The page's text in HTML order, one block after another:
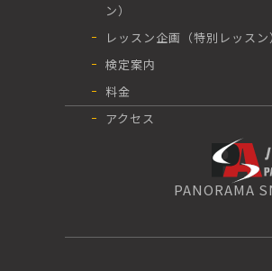
ン）
レッスン企画（特別レッスン
検定案内
料金
アクセス
PANORAMA